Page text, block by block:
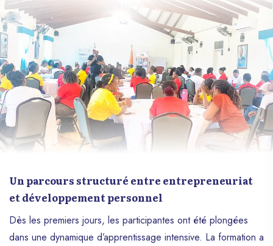
Un parcours structuré entre entrepreneuriat
et développement personnel
Dès les premiers jours, les participantes ont été plongées
dans une dynamique d’apprentissage intensive. La formation a